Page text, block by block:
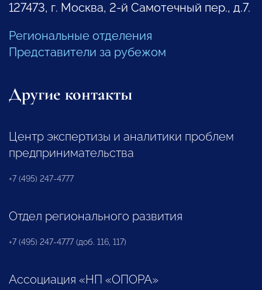
127473, г. Москва, 2-й Самотечный пер., д.7.
Региональные отделения
Представители за рубежом
Другие контакты
Центр экспертизы и аналитики проблем
предпринимательства
+7 (495) 247-4777
Отдел регионального развития
+7 (495) 247-4777 (доб. 116, 117)
Ассоциация «НП «ОПОРА»